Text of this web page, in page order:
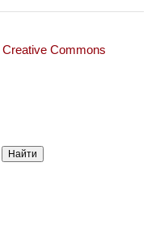
Creative Commons